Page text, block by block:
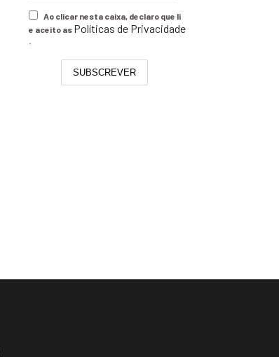
Ao clicar nesta caixa, declaro que li
e aceito as Políticas de Privacidade
.
SUBSCREVER